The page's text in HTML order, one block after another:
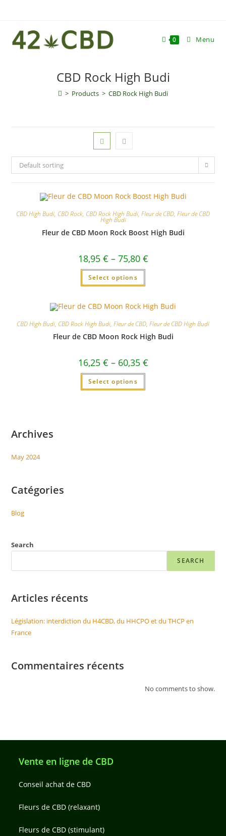
content
0 Menu
CBD Rock High Budi
> Products > CBD Rock High Budi
Default sorting
CBD High Budi, CBD Rock, CBD Rock High Budi, Fleur de CBD, Fleur de CBD
High Budi
Fleur de CBD Moon Rock Boost High Budi
18,95 € – 75,80 €
Select options
CBD High Budi, CBD Rock High Budi, Fleur de CBD, Fleur de CBD High Budi
Fleur de CBD Moon Rock High Budi
16,25 € – 60,35 €
Select options
Archives
May 2024
Catégories
Blog
Search
SEARCH
Articles récents
Législation: interdiction du H4CBD, du HHCPO et du THCP en
France
Commentaires récents
No comments to show.
Vente en ligne de CBD
Conseil achat de CBD
Fleurs de CBD (relaxant)
Fleurs de CBD (stimulant)